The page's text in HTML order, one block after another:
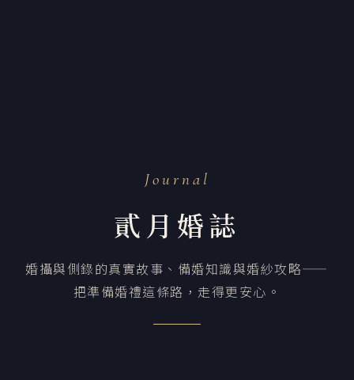
Journal
貳月婚誌
婚攝與側錄的真實故事、備婚知識與婚紗攻略——
把準備婚禮這條路，走得更安心。